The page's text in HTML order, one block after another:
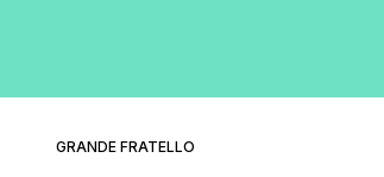
GRANDE FRATELLO